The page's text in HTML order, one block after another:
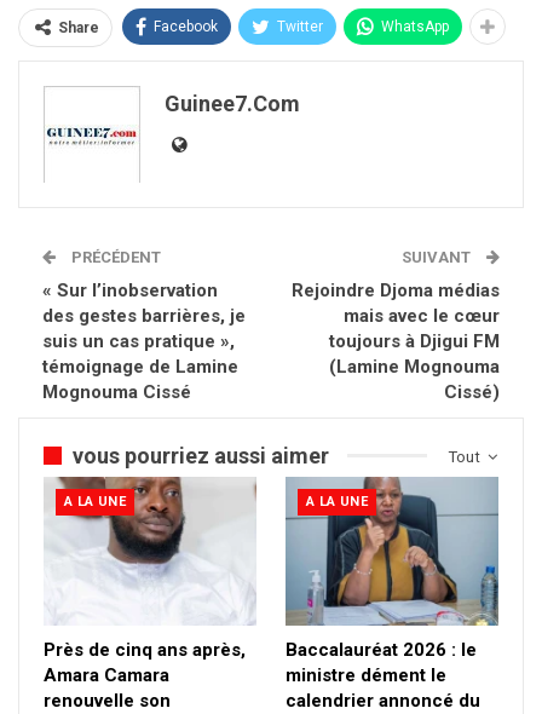
Share Facebook Twitter WhatsApp
Guinee7.com
PRÉCÉDENT
« Sur l’inobservation
des gestes barrières, je
suis un cas pratique »,
témoignage de Lamine
Mognouma Cissé
SUIVANT
Rejoindre Djoma médias
mais avec le cœur
toujours à Djigui FM
(Lamine Mognouma
Cissé)
Tout
vous pourriez aussi aimer
A LA UNE
Près de cinq ans après,
Amara Camara
renouvelle son
A LA UNE
Baccalauréat 2026 : le
ministre dément le
calendrier annoncé du